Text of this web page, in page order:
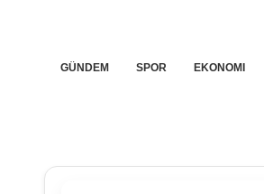
GÜNDEM SPOR EKONOMI